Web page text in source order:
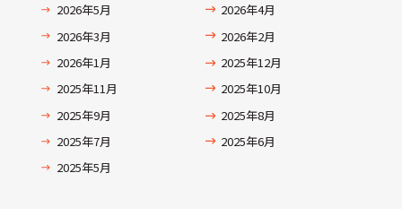
2026年5月
2026年4月
2026年3月
2026年2月
2026年1月
2025年12月
2025年11月
2025年10月
2025年9月
2025年8月
2025年7月
2025年6月
2025年5月